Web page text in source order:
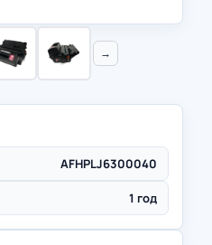
→
AFHPLJ6300040
1 год